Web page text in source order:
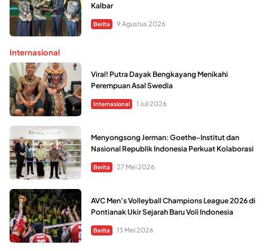
Kalbar
Berita 9 Agustus 2026
Internasional
Viral! Putra Dayak Bengkayang Menikahi
Perempuan Asal Swedia
Internasional 1 Juli 2026
Menyongsong Jerman: Goethe-Institut dan
Nasional Republik Indonesia Perkuat Kolaborasi
Berita 27 Mei 2026
AVC Men’s Volleyball Champions League 2026 di
Pontianak Ukir Sejarah Baru Voli Indonesia
Berita 13 Mei 2026